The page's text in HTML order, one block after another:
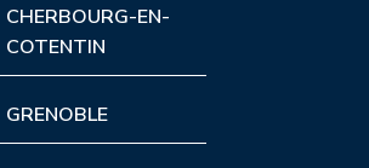
CHERBOURG-EN-
COTENTIN
GRENOBLE